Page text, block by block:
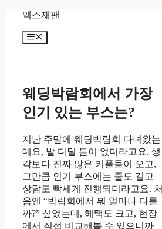
content
엑스재팬
Menu
웨딩박람회에서 가장
인기 있는 부스는?
지난 주말에 웨딩박람회 다녀왔는
데요, 발 디딜 틈이 없더라고요. 생
각보다 진짜 많은 커플들이 오고,
그만큼 인기 부스에는 줄도 길고
상담도 빡세게 진행되더라고요. 처
음엔 “박람회에서 뭐 얼마나 다를
까?” 싶었는데, 혜택도 크고, 현장
에서 직접 비교해볼 수 있으니까